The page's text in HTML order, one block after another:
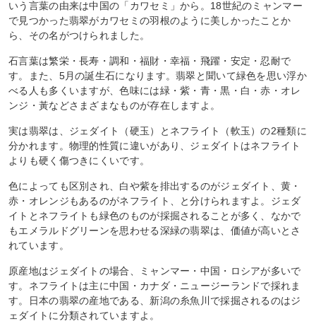
いう言葉の由来は中国の「カワセミ」から。18世紀のミャンマー
で見つかった翡翠がカワセミの羽根のように美しかったことか
ら、その名がつけられました。
石言葉は繁栄・長寿・調和・福財・幸福・飛躍・安定・忍耐で
す。また、5月の誕生石になります。翡翠と聞いて緑色を思い浮か
べる人も多くいますが、色味には緑・紫・青・黒・白・赤・オレ
ンジ・黃などさまざまなものが存在しますよ。
実は翡翠は、ジェダイト（硬玉）とネフライト（軟玉）の2種類に
分かれます。物理的性質に違いがあり、ジェダイトはネフライト
よりも硬く傷つきにくいです。
色によっても区別され、白や紫を排出するのがジェダイト、黄・
赤・オレンジもあるのがネフライト、と分けられますよ。ジェダ
イトとネフライトも緑色のものが採掘されることが多く、なかで
もエメラルドグリーンを思わせる深緑の翡翠は、価値が高いとさ
れています。
原産地はジェダイトの場合、ミャンマー・中国・ロシアが多いで
す。ネフライトは主に中国・カナダ・ニュージーランドで採れま
す。日本の翡翠の産地である、新潟の糸魚川で採掘されるのはジ
ェダイトに分類されていますよ。